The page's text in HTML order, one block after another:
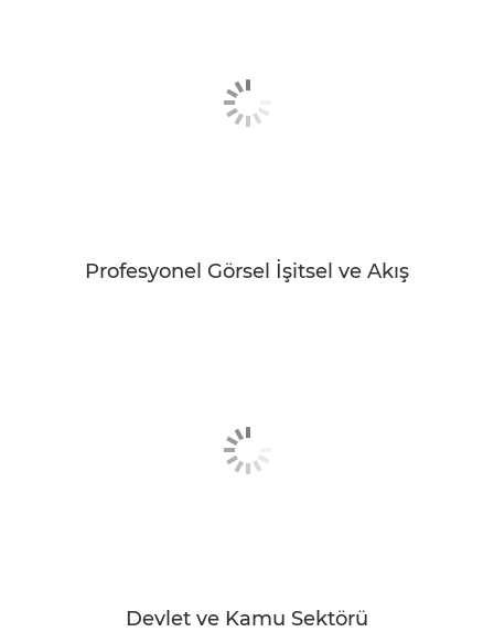
Profesyonel Görsel İşitsel ve Akış
Devlet ve Kamu Sektörü